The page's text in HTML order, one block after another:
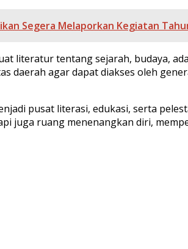
Segera Melaporkan Kegiatan
literatur tentang sejarah, budaya,
daerah agar dapat diakses oleh
pusat literasi, edukasi, serta
juga ruang menenangkan diri,